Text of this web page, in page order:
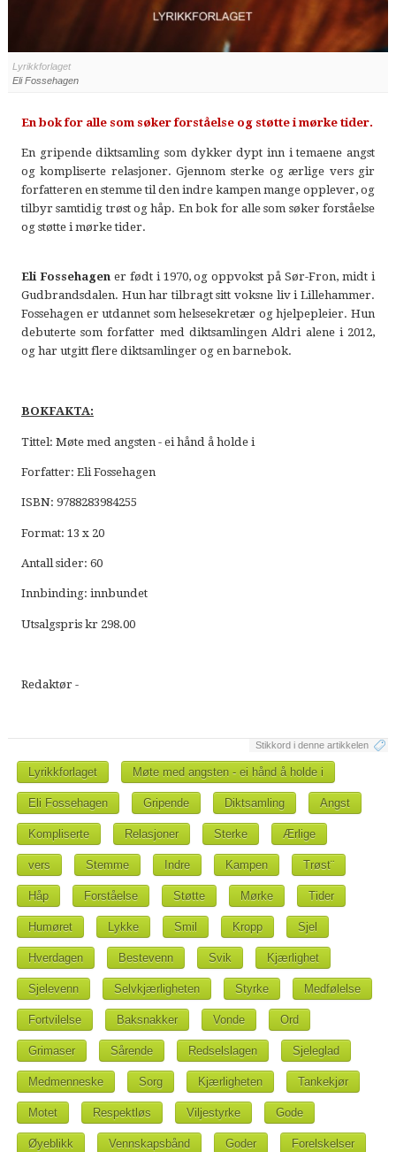
Lyrikkforlaget
Eli Fossehagen
En bok for alle som søker forståelse og støtte i mørke tider.
En gripende diktsamling som dykker dypt inn i temaene angst
og kompliserte relasjoner. Gjennom sterke og ærlige vers gir
forfatteren en stemme til den indre kampen mange opplever, og
tilbyr samtidig trøst og håp. En bok for alle som søker forståelse
og støtte i mørke tider.
Eli Fossehagen er født i 1970, og oppvokst på Sør-Fron, midt i
Gudbrandsdalen. Hun har tilbragt sitt voksne liv i Lillehammer.
Fossehagen er utdannet som helsesekretær og hjelpepleier. Hun
debuterte som forfatter med diktsamlingen Aldri alene i 2012,
og har utgitt flere diktsamlinger og en barnebok.
BOKFAKTA:
Tittel: Møte med angsten - ei hånd å holde i
Forfatter: Eli Fossehagen
ISBN: 9788283984255
Format: 13 x 20
Antall sider: 60
Innbinding: innbundet
Utsalgspris kr 298.00
Redaktør -
Stikkord i denne artikkelen
Lyrikkforlaget Møte med angsten - ei hånd å holde i
Eli Fossehagen Gripende Diktsamling Angst
Kompliserte Relasjoner Sterke Ærlige
vers Stemme Indre Kampen Trøst¨
Håp Forståelse Støtte Mørke Tider
Humøret Lykke Smil Kropp Sjel
Hverdagen Bestevenn Svik Kjærlighet
Sjelevenn Selvkjærligheten Styrke Medfølelse
Fortvilelse Baksnakker Vonde Ord
Grimaser Sårende Redselslagen Sjeleglad
Medmenneske Sorg Kjærligheten Tankekjør
Motet Respektløs Viljestyrke Gode
Øyeblikk Vennskapsbånd Goder Forelskelser